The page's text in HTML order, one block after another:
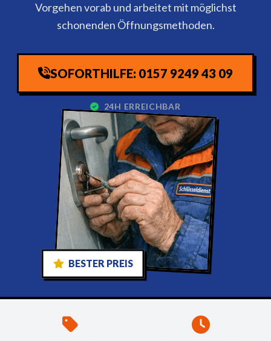
Vorgehen vorab und arbeitet mit möglichst
schonenden Öffnungsmethoden.
SOFORTHILFE: 0157 9249 43 09
24H ERREICHBAR
BESTER PREIS